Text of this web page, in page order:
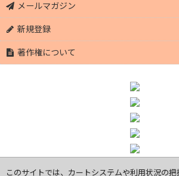
メールマガジン
新規登録
著作権について
このサイトでは、カートシステムや利用状況の